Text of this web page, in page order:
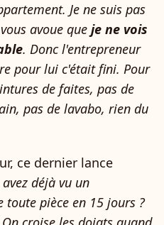
Je ne suis pas
avoue que je ne vois
. Donc l'entrepreneur
pour lui c'était fini. Pour
de faites, pas de
pas de lavabo, rien du
ce dernier lance
déjà vu un
pièce en 15 jours ?